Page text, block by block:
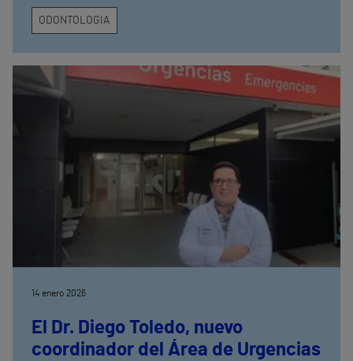
radiológicas de alta precisión, mejora la seguridad,
la fiabilidad y la experiencia del paciente
ODONTOLOGIA
14 enero 2026
El Dr. Diego Toledo, nuevo
coordinador del Área de Urgencias